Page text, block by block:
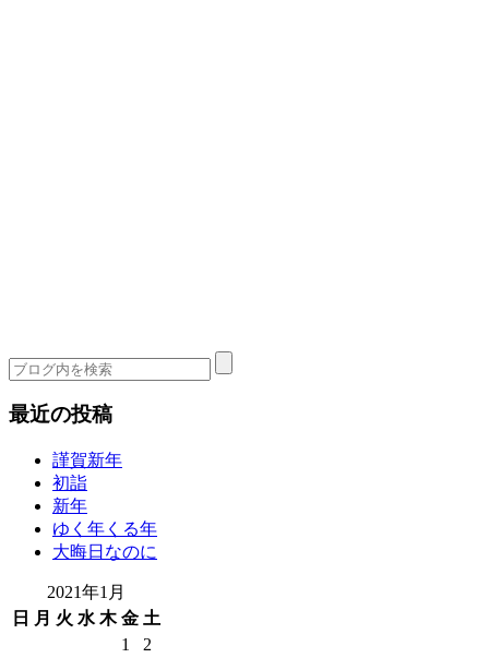
最近の投稿
謹賀新年
初詣
新年
ゆく年くる年
大晦日なのに
2021年1月
日
月 火 水 木 金 土
1
2